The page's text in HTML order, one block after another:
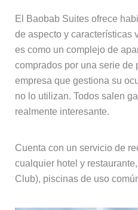
El Baobab Suites ofrece
de aspecto y características
es como un complejo de
comprados por una serie de
empresa que gestiona su
no lo utilizan. Todos salen
realmente interesante.
Cuenta con un servicio de
cualquier hotel y
Club), piscinas de uso